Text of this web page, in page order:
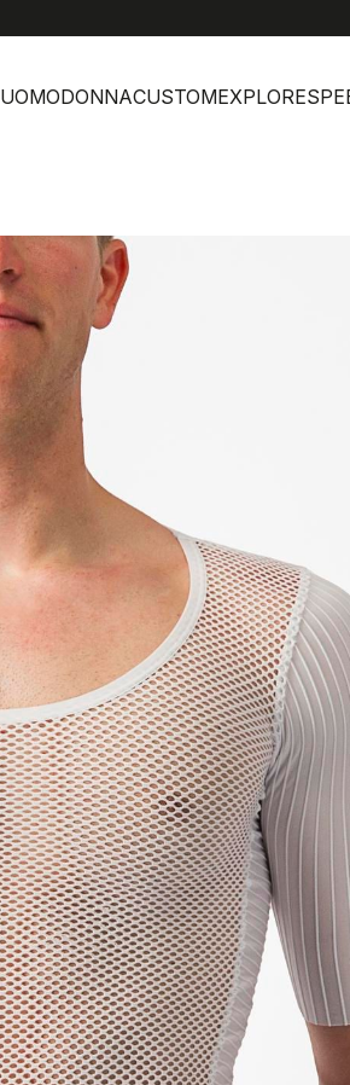
UOMODONNACUSTOMEXPLORE